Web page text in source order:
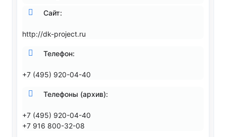
Сайт:
http://dk-project.ru
Телефон:
+7 (495) 920-04-40
Телефоны (архив):
+7 (495) 920-04-40
+7 916 800-32-08